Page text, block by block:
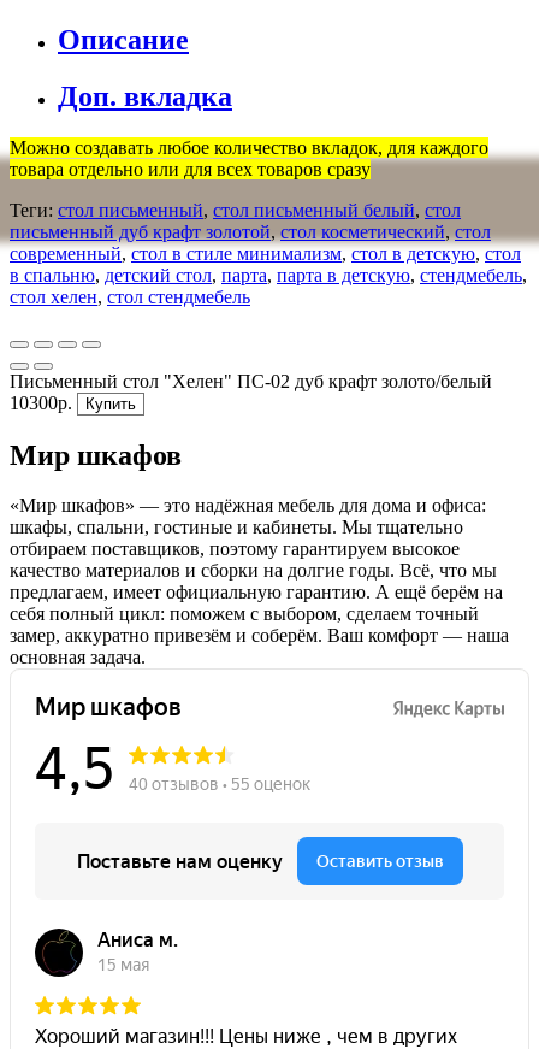
Описание
Доп. вкладка
Можно создавать любое количество вкладок, для каждого
товара отдельно или для всех товаров сразу
Теги: стол письменный, стол письменный белый, стол
письменный дуб крафт золотой, стол косметический, стол
современный, стол в стиле минимализм, стол в детскую, стол
в спальню, детский стол, парта, парта в детскую, стендмебель,
стол хелен, стол стендмебель
Письменный стол "Хелен" ПС-02 дуб крафт золото/белый
10300р.
Купить
Мир шкафов
«Мир шкафов» — это надёжная мебель для дома и офиса:
шкафы, спальни, гостиные и кабинеты. Мы тщательно
отбираем поставщиков, поэтому гарантируем высокое
качество материалов и сборки на долгие годы. Всё, что мы
предлагаем, имеет официальную гарантию. А ещё берём на
себя полный цикл: поможем с выбором, сделаем точный
замер, аккуратно привезём и соберём. Ваш комфорт — наша
основная задача.